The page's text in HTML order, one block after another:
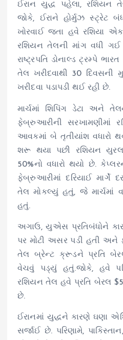
ઈરાન યુદ્ધ પહેલા, રશિયન
જોકે, ઈરાને હોર્મુઝ સ્ટ્રેટ
ખોરવાઈ જતા હવે રશિયા
રશિયન તેલની માંગ વધી
રાષ્ટ્રપતિ ડોનાલ્ડ ટ્રમ્પે
તેલ ખરીદવાથી 30 દિવસની
ખરીદવા પડાપડી થઈ રહી છે.
માર્ચમાં શિપિંગ ડેટા અને
ફેબ્રુઆરીની સરખામણીમાં
આવકમાં બે તૃતીયાંશ વધારો
શરૂ થયા પછી રશિયન
50%નો વધારો થયો છે.
ફેબ્રુઆરીમાં દરિયાઈ માર્ગે
તેલ મોકલ્યું હતું, જે માર્ચમાં
હતું.
અગાઉ, યુએસ પ્રતિબંધોને
પર મોટી અસર પડી હતી
તેલ બ્રેન્ટ ક્રૂડને પ્રતિ
વેચવું પડ્યું હતું.જોકે, હવે
રશિયન તેલ હવે પ્રતિ બેરલ
છે.
ઈરાનમાં યુદ્ધને કારણે ઘણા
સર્જાઈ છે. પરિણામે,